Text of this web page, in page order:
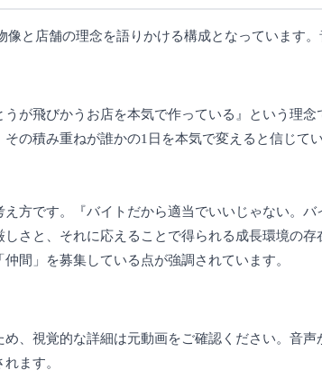
と店舗の理念を語りかける構成となっています
が飛びかうお店を本気で作っている』という理
の積み重ねが誰かの1日を本気で変えると信じて
方です。『バイトだから適当でいいじゃない。バ
さと、それに応えることで得られる成長環境の存
間」を募集している点が強調されています。
、視覚的な詳細は元動画をご確認ください。音声
ます。